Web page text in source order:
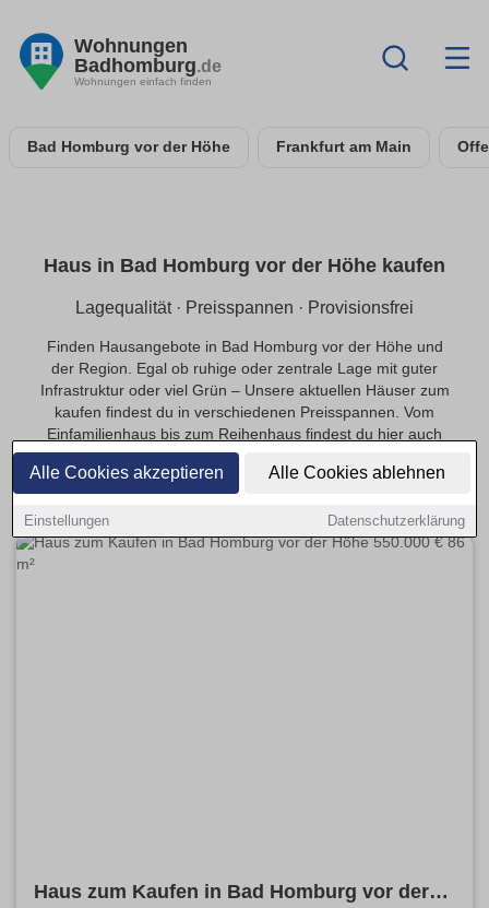
Alle Cookies akzeptieren Alle Cookies ablehnen
Einstellungen Datenschutzerklärung
Wohnungen
Badhomburg.de
Wohnungen einfach finden
Bad Homburg vor der Höhe Frankfurt am Main
Haus in Bad Homburg vor der Höhe kaufen
Lagequalität · Preisspannen · Provisionsfrei
Finden Hausangebote in Bad Homburg vor der Höhe und
der Region. Egal ob ruhige oder zentrale Lage mit guter
Infrastruktur oder viel Grün – Unsere aktuellen Häuser zum
kaufen findest du in verschiedenen Preisspannen. Vom
Einfamilienhaus bis zum Reihenhaus findest du hier auch
provisionsfrei das passende Objekte in Bad Homburg vor
der Höhe.
Haus zum Kaufen in Bad Homburg vor der